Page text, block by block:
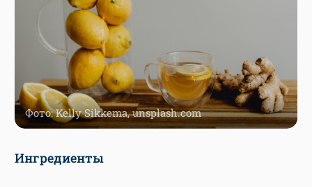
Фото: Kelly Sikkema, unsplash.com
Ингредиенты